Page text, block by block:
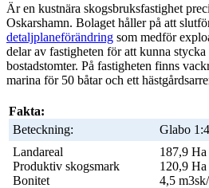
Är en kustnära skogsbruksfastighet
Oskarshamn. Bolaget håller på att
detaljplaneförändring som medför
delar av fastigheten för att kunna
bostadstomter. På fastigheten finns
marina för 50 båtar och ett
Fakta:
Beteckning:
Glabo
Landareal
Produktiv skogsmark
Bonitet
187,9 Ha
120,9 Ha
4,5